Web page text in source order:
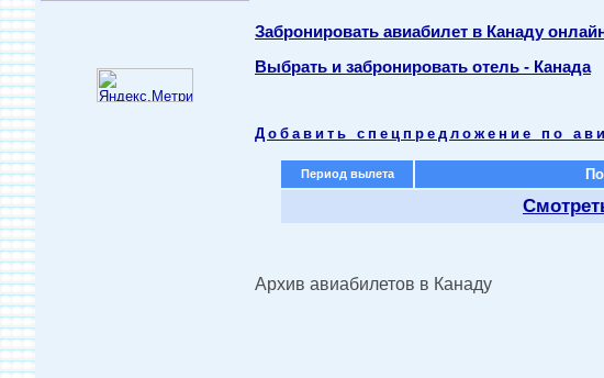
Забронировать авиабилет в Канаду
Выбрать и забронировать отель - Канада
Добавить спецпредложение по
Период вылета
Архив авиабилетов в Канаду